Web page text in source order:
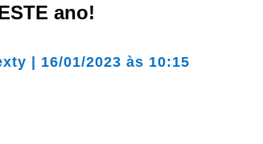
ano!
| 16/01/2023 às 10:15